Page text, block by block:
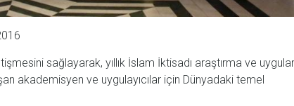
sağlayarak, yıllık İslam İktisadı araştırma ve
akademisyen ve uygulayıcılar için Dünyadaki temel